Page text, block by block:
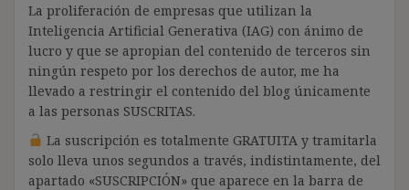
La proliferación de empresas que utilizan la
Inteligencia Artificial Generativa (IAG) con ánimo de
lucro y que se apropian del contenido de terceros sin
ningún respeto por los derechos de autor, me ha
llevado a restringir el contenido del blog únicamente
a las personas SUSCRITAS.
La suscripción es totalmente GRATUITA y tramitarla
solo lleva unos segundos a través, indistintamente, del
apartado «SUSCRIPCIÓN» que aparece en la barra de